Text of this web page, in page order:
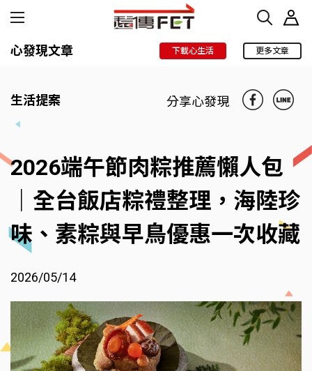
心發現文章 下載心生活 更多文章
生活提案 分享心發現
2026端午節肉粽推薦懶人包
｜全台飯店粽禮整理，海陸珍
味、素粽與早鳥優惠一次收藏
2026/05/14